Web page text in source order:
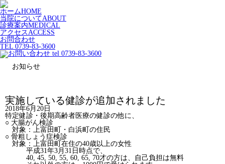
ホームHOME
当院についてABOUT
診療案内MEDICAL
アクセスACCESS
お問合わせ
TEL 0739-83-3600
お知らせ
実施している健診が追加されました
2018年6月20日
特定健診・後期高齢者医療の健診の他に、
○ 大腸がん検診
対象：上富田町・白浜町の住民
○ 骨粗しょう症検診
対象：上富田町在住の40歳以上の女性
平成31年3月31日時点で、
40, 45, 50, 55, 60, 65, 70才の方は、自己負担は無料